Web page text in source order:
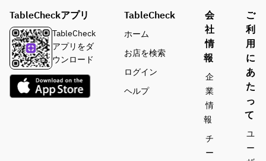
TableCheckアプリ
TableCheck
アプリをダ
ウンロード
TableCheck
ホーム
お店を検索
ログイン
ヘルプ
会
社
情
報
企
業
情
報
チ
ー
ご
利
用
に
あ
た
っ
て
ユ
ー